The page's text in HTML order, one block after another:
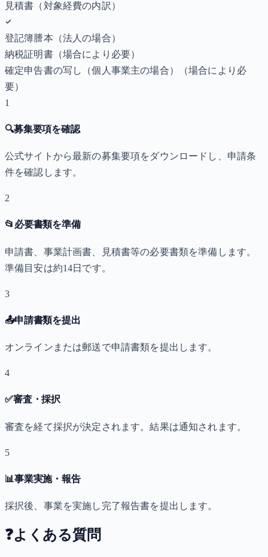
見積書（対象経費の内訳）
登記簿謄本（法人の場合）
納税証明書（場合により必要）
確定申告書の写し（個人事業主の場合）
（場合により必
要）
1
🔍募集要項を確認
公式サイトから最新の募集要項をダウンロードし、申請条
件を確認します。
2
📂 必要書類を準備
申請書、事業計画書、見積書等の必要書類を準備します。
準備目安は約14日です。
3
📤申請書類を提出
オンラインまたは郵送で申請書類を提出します。
4
✅審査・採択
審査を経て採択が決定されます。結果は通知されます。
5
📊事業実施・報告
採択後、事業を実施し完了報告書を提出します。
❓よくある質問